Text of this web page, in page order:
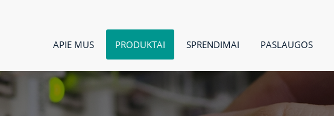
APIE MUS PRODUKTAI SPRENDIMAI PASLAUGOS